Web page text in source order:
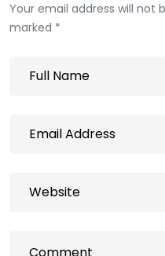
Your email address will not
marked *